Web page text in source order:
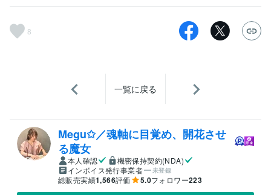
8
一覧に戻る
Megu✩／魂軸に目覚め、開花させ
る魔女
本人確認
機密保持契約(NDA)
インボイス発行事業者
未登録
総販売実績1,566評価 5.0フォロワー223